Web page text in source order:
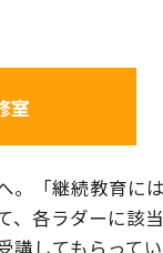
室
。「継続教育に
、各ラダーに該
講してもらって